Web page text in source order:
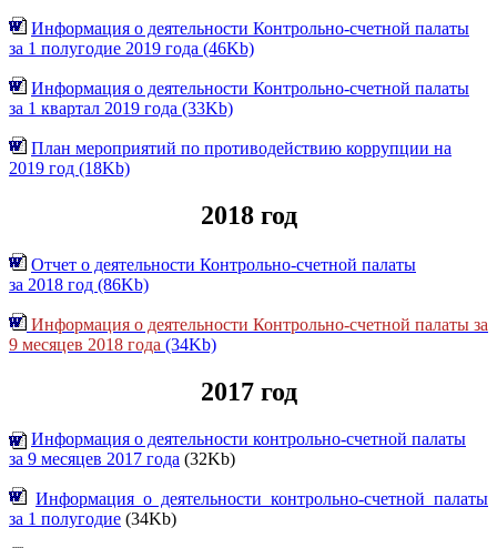
Информация о деятельности Контрольно-счетной палаты
за 1 полугодие 2019 года (46Kb)
Информация о деятельности Контрольно-счетной палаты
за 1 квартал 2019 года (33Kb)
План мероприятий по противодействию коррупции на
2019 год (18Kb)
2018 год
Отчет о деятельности Контрольно-счетной палаты
за 2018 год (86Kb)
Информация о деятельности Контрольно-счетной палаты за
9 месяцев 2018 года (34Kb)
2017 год
Информация о деятельности контрольно-счетной палаты
за 9 месяцев 2017 года (32Kb)
Информация о деятельности контрольно-счетной палаты
за 1 полугодие (34Kb)